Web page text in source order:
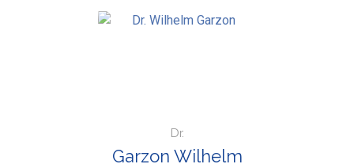
Dr.
Garzon Wilhelm